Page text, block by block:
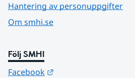
Hantering av personuppgifter
Om smhi.se
Följ SMHI
Facebook